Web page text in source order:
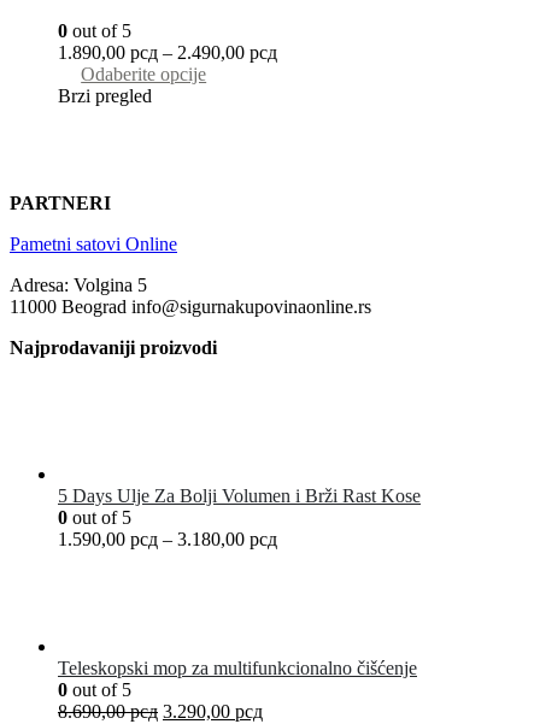
0 out of 5
1.890,00 рсд – 2.490,00 рсд
Odaberite opcije
Brzi pregled
PARTNERI
Pametni satovi Online
Adresa: Volgina 5
11000 Beograd info@sigurnakupovinaonline.rs
Najprodavaniji proizvodi
5 Days Ulje Za Bolji Volumen i Brži Rast Kose
0 out of 5
1.590,00 рсд – 3.180,00 рсд
Teleskopski mop za multifunkcionalno čišćenje
0 out of 5
8.690,00рсд 3.290,00 рсд